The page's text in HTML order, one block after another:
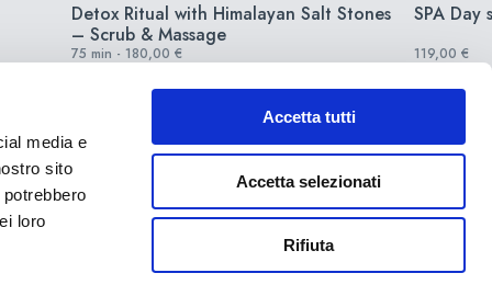
media e
sito
loro
Accetta tutti
Accetta selezionati
Rifiuta
Detox Ritual with Himalayan Salt Stones
– Scrub & Massage
75 min - 180,00 €
Book and buy
SPA Day
119,00 €
Book